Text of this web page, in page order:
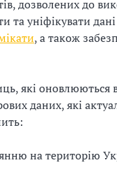
дозволених до
та уніфікувати
, а також
які
даних, які
на територію